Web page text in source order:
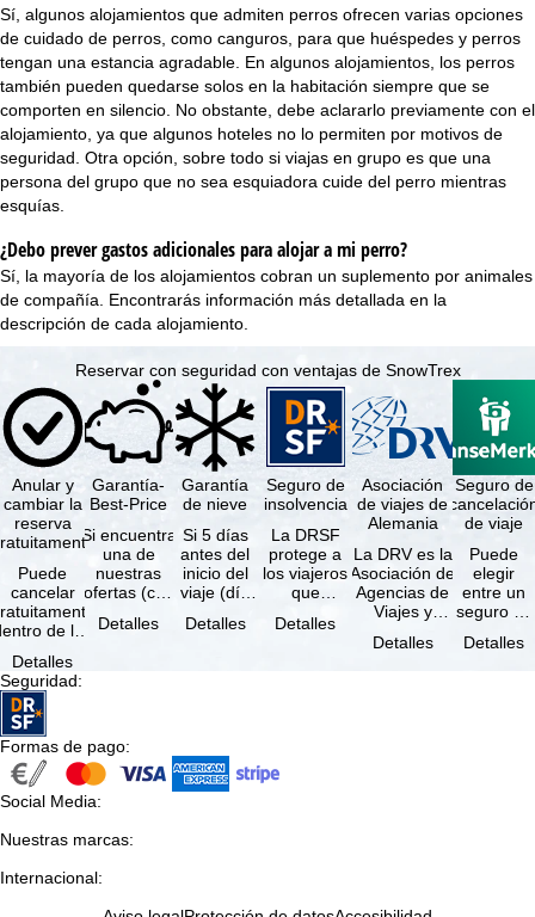
Sí, algunos alojamientos que admiten perros ofrecen varias opciones
de cuidado de perros, como canguros, para que huéspedes y perros
tengan una estancia agradable. En algunos alojamientos, los perros
también pueden quedarse solos en la habitación siempre que se
comporten en silencio. No obstante, debe aclararlo previamente con el
alojamiento, ya que algunos hoteles no lo permiten por motivos de
seguridad. Otra opción, sobre todo si viajas en grupo es que una
persona del grupo que no sea esquiadora cuide del perro mientras
esquías.
¿Debo prever gastos adicionales para alojar a mi perro?
Sí, la mayoría de los alojamientos cobran un suplemento por animales
de compañía. Encontrarás información más detallada en la
descripción de cada alojamiento.
Reservar con seguridad con ventajas de SnowTrex
Anular y
cambiar la
reserva
Puede
cancelar
de los
a
reserva, …
Detalles
Garantía-
Best-Price
Si encuentra
una de
nuestras
ofertas (con
prestaciones
Detalles
Garantía
de nieve
Si 5 días
antes del
inicio del
viaje (día
ninguna de
Detalles
Seguro de
insolvencia
La DRSF
protege a
los viajeros
que
viaje
Detalles
Asociación
de viajes de
Alemania
La DRV es la
Asociación de
Agencias de
Viajes y
más grande
Detalles
Seguro de
de viaje
Puede
elegir
entre un
seguro de
de viaje
Detalles
Seguridad:
Formas de pago:
Social Media:
Nuestras marcas:
Internacional: